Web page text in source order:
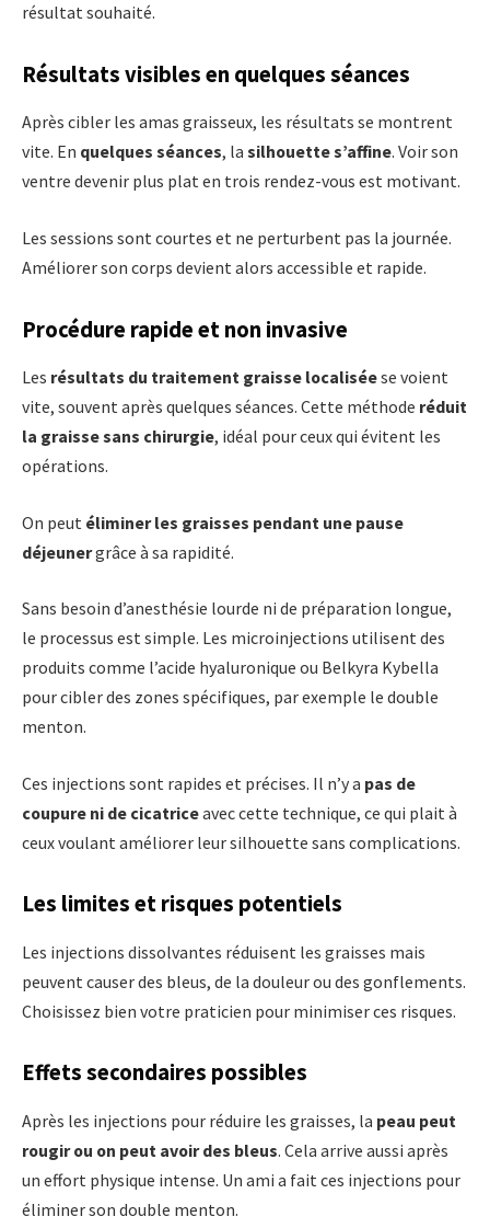
résultat souhaité.
Résultats visibles en quelques séances
Après cibler les amas graisseux, les résultats se montrent
vite. En quelques séances, la silhouette s’affine. Voir son
ventre devenir plus plat en trois rendez-vous est motivant.
Les sessions sont courtes et ne perturbent pas la journée.
Améliorer son corps devient alors accessible et rapide.
Procédure rapide et non invasive
Les résultats du traitement graisse localiséese voient
vite, souvent après quelques séances. Cette méthode réduit
la graisse sans chirurgie, idéal pour ceux qui évitent les
opérations.
On peut éliminer les graisses pendant une pause
déjeunergrâce à sa rapidité.
Sans besoin d’anesthésie lourde ni de préparation longue,
le processus est simple. Les microinjections utilisent des
produits comme l’acide hyaluronique ou Belkyra Kybella
pour cibler des zones spécifiques, par exemple le double
menton.
Ces injections sont rapides et précises. Il n’y a pas de
coupure ni de cicatriceavec cette technique, ce qui plait à
ceux voulant améliorer leur silhouette sans complications.
Les limites et risques potentiels
Les injections dissolvantes réduisent les graisses mais
peuvent causer des bleus, de la douleur ou des gonflements.
Choisissez bien votre praticien pour minimiser ces risques.
Effets secondaires possibles
Après les injections pour réduire les graisses, la peau peut
rougir ou on peut avoir des bleus. Cela arrive aussi après
un effort physique intense. Un ami a fait ces injections pour
éliminer son double menton.